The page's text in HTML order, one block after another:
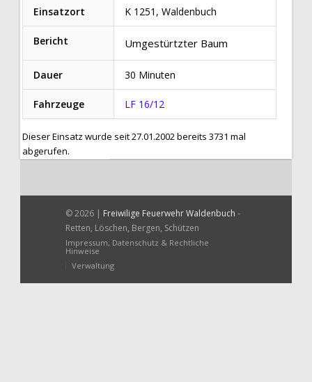
Einsatzort K 1251, Waldenbuch
Bericht Umgestürtzter Baum
Dauer 30 Minuten
Fahrzeuge LF 16/12
Dieser Einsatz wurde seit 27.01.2002 bereits 3731 mal
abgerufen.
© 2026 | Freiwilige Feuerwehr Waldenbuch -
Retten, Löschen, Bergen, Schützen
Impressum, Datenschutz & Rechtliche
Hinweise
Verwaltung